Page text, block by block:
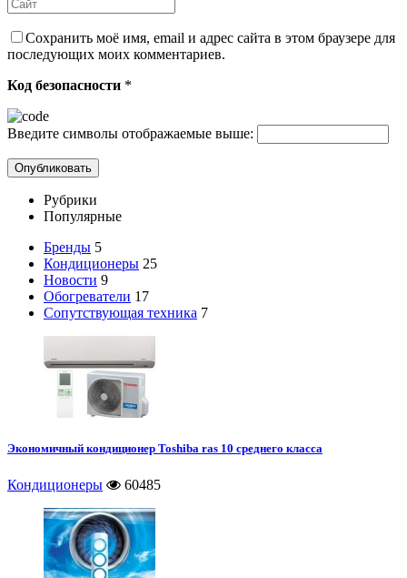
Сохранить моё имя, email и адрес сайта в этом браузере для
последующих моих комментариев.
Код безопасности *
Введите символы отображаемые выше:
Рубрики
Популярные
Бренды 5
Кондиционеры 25
Новости 9
Обогреватели 17
Сопутствующая техника 7
Экономичный кондиционер Toshiba ras 10 среднего класса
Кондиционеры 60485